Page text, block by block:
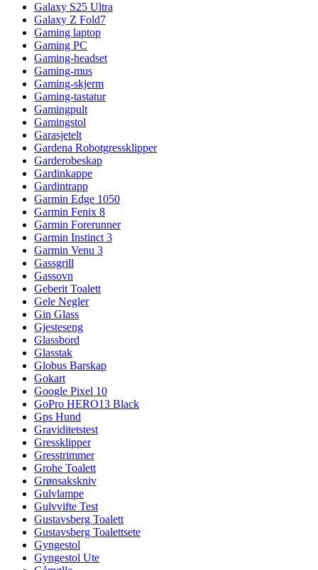
Galaxy S25 Ultra
Galaxy Z Fold7
Gaming laptop
Gaming PC
Gaming-headset
Gaming-mus
Gaming-skjerm
Gaming-tastatur
Gamingpult
Gamingstol
Garasjetelt
Gardena Robotgressklipper
Garderobeskap
Gardinkappe
Gardintrapp
Garmin Edge 1050
Garmin Fenix 8
Garmin Forerunner
Garmin Instinct 3
Garmin Venu 3
Gassgrill
Gassovn
Geberit Toalett
Gele Negler
Gin Glass
Gjesteseng
Glassbord
Glasstak
Globus Barskap
Gokart
Google Pixel 10
GoPro HERO13 Black
Gps Hund
Graviditetstest
Gressklipper
Gresstrimmer
Grohe Toalett
Grønsakskniv
Gulvlampe
Gulvvifte Test
Gustavsberg Toalett
Gustavsberg Toalettsete
Gyngestol
Gyngestol Ute